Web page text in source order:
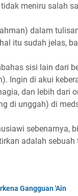
meniru salah
dalam
itu sudah jelas,
sisi lain dari
Ingin di akui
dan lebih dari
di unggah) di
sebenarnya,
adalah
Gangguan 'Ain